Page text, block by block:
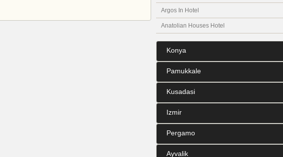
Argos In Hotel
Anatolian Houses Hotel
Konya
Pamukkale
Kusadasi
Izmir
Pergamo
Ayvalik